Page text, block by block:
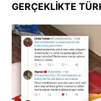
GERÇEKLİKTE